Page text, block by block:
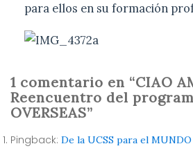
para ellos en su formación
1 comentario en “CIAO
Reencuentro del
OVERSEAS”
Pingback: De la UCSS para el